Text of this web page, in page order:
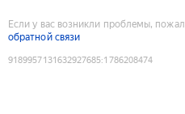
Если у вас возникли проблемы,
обратной связи
9189957131632927685:1786208474